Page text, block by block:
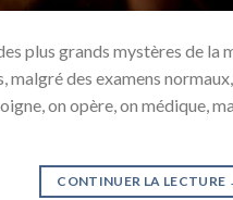
plus grands mystères de la
malgré des examens
on opère, on médique,
CONTINUER LA LECTURE